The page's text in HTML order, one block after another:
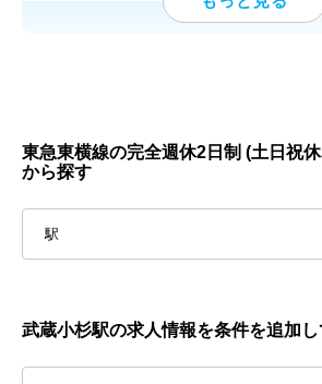
東急東横線の完全週休2日制 (土日祝
から探す
駅
武蔵小杉駅の求人情報を条件を追加